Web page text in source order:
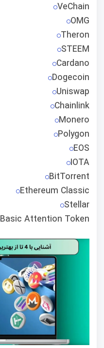
VeChain
OMG
Theron
STEEM
Cardano
Dogecoin
Uniswap
Chainlink
Monero
Polygon
EOS
IOTA
BitTorrent
Ethereum Classic
Stellar
Basic Attention Token